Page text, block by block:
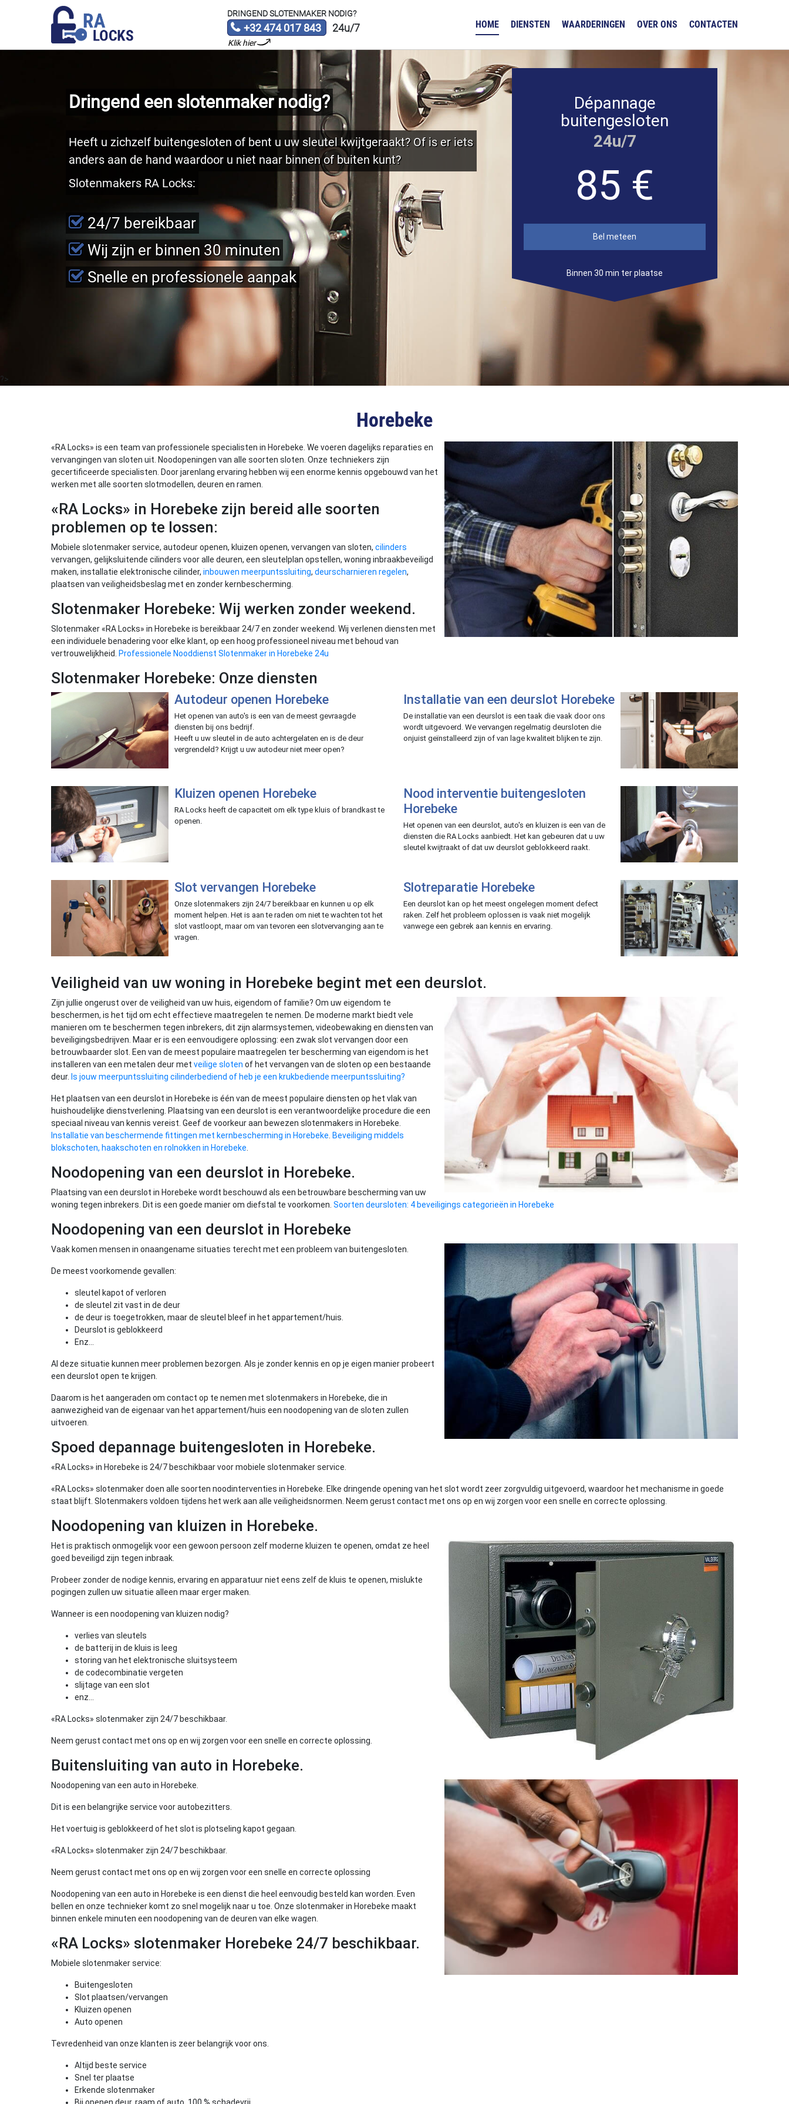
DRINGEND SLOTENMAKER NODIG?
+32 474 017 843
Klik hier
24u/7 HOME DIENSTEN WAARDERINGEN OVER ONS CONTACTEN
Dringend een slotenmaker nodig?
Heeft u zichzelf buitengesloten of bent u uw sleutel kwijtgeraakt? Of is er iets
anders aan de hand waardoor u niet naar binnen of buiten kunt?
Slotenmakers RA Locks:
24/7 bereikbaar
Wij zijn er binnen 30 minuten
Snelle en professionele aanpak
Dépannage
buitengesloten
24u/7
85 €
Bel meteen
Binnen 30 min ter plaatse
?>
Horebeke
«RA Locks» is een team van professionele specialisten in Horebeke. We voeren dagelijks reparaties en
vervangingen van sloten uit. Noodopeningen van alle soorten sloten. Onze techniekers zijn
gecertificeerde specialisten. Door jarenlang ervaring hebben wij een enorme kennis opgebouwd van het
werken met alle soorten slotmodellen, deuren en ramen.
«RA Locks» in Horebeke zijn bereid alle soorten
problemen op te lossen:
Mobiele slotenmaker service, autodeur openen, kluizen openen, vervangen van sloten, cilinders
vervangen, gelijksluitende cilinders voor alle deuren, een sleutelplan opstellen, woning inbraakbeveiligd
maken, installatie elektronische cilinder, inbouwen meerpuntssluiting, deurscharnieren regelen,
plaatsen van veiligheidsbeslag met en zonder kernbescherming.
Slotenmaker Horebeke: Wij werken zonder weekend.
Slotenmaker «RA Locks» in Horebeke is bereikbaar 24/7 en zonder weekend. Wij verlenen diensten met
een individuele benadering voor elke klant, op een hoog professioneel niveau met behoud van
vertrouwelijkheid.
Professionele Nooddienst Slotenmaker in Horebeke 24u
Slotenmaker Horebeke: Onze diensten
Autodeur openen Horebeke
Het openen van auto's is een van de meest gevraagde
diensten bij ons bedrijf.
Heeft u uw sleutel in de auto achtergelaten en is de deur
vergrendeld? Krijgt u uw autodeur niet meer open?
Installatie van een deurslot Horebeke
De installatie van een deurslot is een taak die vaak door ons
wordt uitgevoerd. We vervangen regelmatig deursloten die
onjuist geïnstalleerd zijn of van lage kwaliteit blijken te zijn.
Kluizen openen Horebeke
RA Locks heeft de capaciteit om elk type kluis of brandkast te
openen.
Nood interventie buitengesloten
Horebeke
Het openen van een deurslot, auto's en kluizen is een van de
diensten die RA Locks aanbiedt. Het kan gebeuren dat u uw
sleutel kwijtraakt of dat uw deurslot geblokkeerd raakt.
Slot vervangen Horebeke
Onze slotenmakers zijn 24/7 bereikbaar en kunnen u op elk
moment helpen. Het is aan te raden om niet te wachten tot het
slot vastloopt, maar om van tevoren een slotvervanging aan te
vragen.
Slotreparatie Horebeke
Een deurslot kan op het meest ongelegen moment defect
raken. Zelf het probleem oplossen is vaak niet mogelijk
vanwege een gebrek aan kennis en ervaring.
Veiligheid van uw woning in Horebeke begint met een deurslot.
Zijn jullie ongerust over de veiligheid van uw huis, eigendom of familie? Om uw eigendom te
beschermen, is het tijd om echt effectieve maatregelen te nemen. De moderne markt biedt vele
manieren om te beschermen tegen inbrekers, dit zijn alarmsystemen, videobewaking en diensten van
beveiligingsbedrijven. Maar er is een eenvoudigere oplossing: een zwak slot vervangen door een
betrouwbaarder slot. Een van de meest populaire maatregelen ter bescherming van eigendom is het
installeren van een metalen deur met veilige sloten of het vervangen van de sloten op een bestaande
deur. Is jouw meerpuntssluiting cilinderbediend of heb je een krukbediende meerpuntssluiting?
Het plaatsen van een deurslot in Horebeke is één van de meest populaire diensten op het vlak van
huishoudelijke dienstverlening. Plaatsing van een deurslot is een verantwoordelijke procedure die een
speciaal niveau van kennis vereist. Geef de voorkeur aan bewezen slotenmakers in Horebeke.
Installatie van beschermende fittingen met kernbescherming in Horebeke Beveiliging middels
blokschoten, haakschoten en rolnokken in Horebeke
Noodopening van een deurslot in Horebeke.
Plaatsing van een deurslot in Horebeke wordt beschouwd als een betrouwbare bescherming van uw
woning tegen inbrekers. Dit is een goede manier om diefstal te voorkomen. Soorten deursloten: 4 beveiligings categorieën in Horebeke
Noodopening van een deurslot in Horebeke
Vaak komen mensen in onaangename situaties terecht met een probleem van buitengesloten.
De meest voorkomende gevallen:
sleutel kapot of verloren
de sleutel zit vast in de deur
de deur is toegetrokken, maar de sleutel bleef in het appartement/huis.
Deurslot is geblokkeerd
Enz…
Al deze situatie kunnen meer problemen bezorgen. Als je zonder kennis en op je eigen manier probeert
een deurslot open te krijgen.
Daarom is het aangeraden om contact op te nemen met slotenmakers in Horebeke, die in
aanwezigheid van de eigenaar van het appartement/huis een noodopening van de sloten zullen
uitvoeren.
Spoed depannage buitengesloten in Horebeke.
«RA Locks» in Horebeke is 24/7 beschikbaar voor mobiele slotenmaker service.
«RA Locks» slotenmaker doen alle soorten noodinterventies in Horebeke. Elke dringende opening van het slot wordt zeer zorgvuldig uitgevoerd, waardoor het mechanisme in goede
staat blijft. Slotenmakers voldoen tijdens het werk aan alle veiligheidsnormen. Neem gerust contact met ons op en wij zorgen voor een snelle en correcte oplossing.
Noodopening van kluizen in Horebeke.
Het is praktisch onmogelijk voor een gewoon persoon zelf moderne kluizen te openen, omdat ze heel
goed beveiligd zijn tegen inbraak.
Probeer zonder de nodige kennis, ervaring en apparatuur niet eens zelf de kluis te openen, mislukte
pogingen zullen uw situatie alleen maar erger maken.
Wanneer is een noodopening van kluizen nodig?
verlies van sleutels
de batterij in de kluis is leeg
storing van het elektronische sluitsysteem
de codecombinatie vergeten
slijtage van een slot
enz…
«RA Locks» slotenmaker zijn 24/7 beschikbaar.
Neem gerust contact met ons op en wij zorgen voor een snelle en correcte oplossing.
Buitensluiting van auto in Horebeke.
Noodopening van een auto in Horebeke.
Dit is een belangrijke service voor autobezitters.
Het voertuig is geblokkeerd of het slot is plotseling kapot gegaan.
«RA Locks» slotenmaker zijn 24/7 beschikbaar.
Neem gerust contact met ons op en wij zorgen voor een snelle en correcte oplossing
Noodopening van een auto in Horebeke is een dienst die heel eenvoudig besteld kan worden. Even
bellen en onze technieker komt zo snel mogelijk naar u toe. Onze slotenmaker in Horebeke maakt
binnen enkele minuten een noodopening van de deuren van elke wagen.
«RA Locks» slotenmaker Horebeke 24/7 beschikbaar.
Mobiele slotenmaker service:
Buitengesloten
Slot plaatsen/vervangen
Kluizen openen
Auto openen
Tevredenheid van onze klanten is zeer belangrijk voor ons.
Altijd beste service
Snel ter plaatse
Erkende slotenmaker